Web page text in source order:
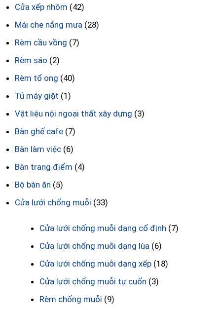
Cửa xếp nhôm (42)
Mái che nắng mưa (28)
Rèm cầu vồng (7)
Rèm sáo (2)
Rèm tổ ong (40)
Tủ máy giặt (1)
Vật liệu nội ngoại thất xây dựng (3)
Bàn ghế cafe (7)
Bàn làm việc (6)
Bàn trang điểm (4)
Bộ bàn ăn (5)
Cửa lưới chống muỗi (33)
Cửa lưới chống muỗi dạng cố định (7)
Cửa lưới chống muỗi dạng lùa (6)
Cửa lưới chống muỗi dạng xếp (18)
Cửa lưới chống muỗi tự cuốn (3)
Rèm chống muỗi (9)